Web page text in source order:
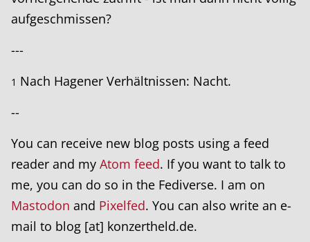
aufgeschmissen?
---
1 Nach Hagener Verhältnissen: Nacht.
--
You can receive new blog posts using a feed
reader and my Atom feed. If you want to talk to
me, you can do so in the Fediverse. I am on
Mastodon and Pixelfed. You can also write an e-
mail to blog [at] konzertheld.de.